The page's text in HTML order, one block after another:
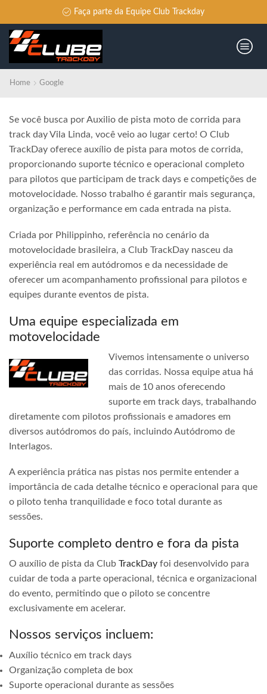
Faça parte da Equipe Club Trackday
Home Google
Se você busca por Auxilio de pista moto de corrida para
track day Vila Linda, você veio ao lugar certo! O Club
TrackDay oferece auxílio de pista para motos de corrida,
proporcionando suporte técnico e operacional completo
para pilotos que participam de track days e competições de
motovelocidade. Nosso trabalho é garantir mais segurança,
organização e performance em cada entrada na pista.
Criada por Philippinho, referência no cenário da
motovelocidade brasileira, a Club TrackDay nasceu da
experiência real em autódromos e da necessidade de
oferecer um acompanhamento profissional para pilotos e
equipes durante eventos de pista.
Uma equipe especializada em
motovelocidade
Vivemos intensamente o universo
das corridas. Nossa equipe atua há
mais de 10 anos oferecendo
suporte em track days, trabalhando
diretamente com pilotos profissionais e amadores em
diversos autódromos do país, incluindo Autódromo de
Interlagos.
A experiência prática nas pistas nos permite entender a
importância de cada detalhe técnico e operacional para que
o piloto tenha tranquilidade e foco total durante as
sessões.
Suporte completo dentro e fora da pista
O auxílio de pista da Club TrackDay foi desenvolvido para
cuidar de toda a parte operacional, técnica e organizacional
do evento, permitindo que o piloto se concentre
exclusivamente em acelerar.
Nossos serviços incluem:
Auxílio técnico em track days
Organização completa de box
Suporte operacional durante as sessões